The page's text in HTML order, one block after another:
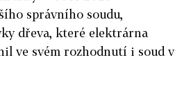
správního soudu,
dřeva, které elektrárna
ve svém rozhodnutí i soud v